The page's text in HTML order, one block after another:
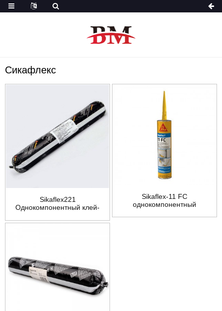
Сикафлекс
Sikaflex221
Однокомпонентный клей-
Sikaflex-11 FC
однокомпонентный